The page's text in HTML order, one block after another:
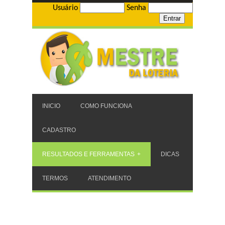
Usuário Senha
INICIO COMO FUNCIONA
CADASTRO
RESULTADOS E FERRAMENTAS DICAS
TERMOS ATENDIMENTO